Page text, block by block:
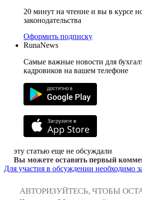
20 минут на чтение и вы в курсе
законодательства
Оформить подписку
RunaNews
Самые важные новости для
кадровиков на вашем телефоне
эту статью еще не обсуждали
Вы можете оставить первый
Для участия в обсуждении необходимо
АВТОРИЗУЙТЕСЬ, ЧТОБЫ